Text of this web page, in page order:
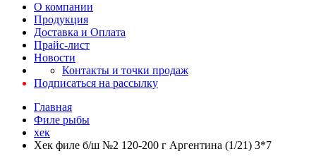
О компании
Продукция
Доставка и Оплата
Прайс-лист
Новости
Контакты и точки продаж
Подписаться на рассылку
Главная
Филе рыбы
хек
Хек филе б/ш №2 120-200 г Аргентина (1/21) 3*7